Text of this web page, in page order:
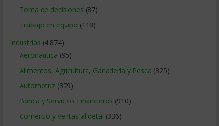
Toma de decisiones (87)
Trabajo en equipo (118)
Industrias (4.874)
Aeronautica (95)
Alimentos, Agricultura, Ganaderia y Pesca (325)
Automotriz(379)
Banca y Servicios Financieros (910)
Comercio y ventas al detal (336)